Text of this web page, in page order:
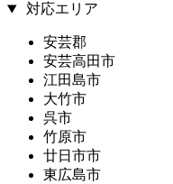
対応エリア
安芸郡
安芸高田市
江田島市
大竹市
呉市
竹原市
廿日市市
東広島市